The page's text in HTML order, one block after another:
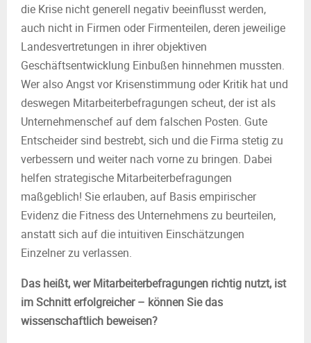
die Krise nicht generell negativ beeinflusst werden,
auch nicht in Firmen oder Firmenteilen, deren jeweilige
Landesvertretungen in ihrer objektiven
Geschäftsentwicklung Einbußen hinnehmen mussten.
Wer also Angst vor Krisenstimmung oder Kritik hat und
deswegen Mitarbeiterbefragungen scheut, der ist als
Unternehmenschef auf dem falschen Posten. Gute
Entscheider sind bestrebt, sich und die Firma stetig zu
verbessern und weiter nach vorne zu bringen. Dabei
helfen strategische Mitarbeiterbefragungen
maßgeblich! Sie erlauben, auf Basis empirischer
Evidenz die Fitness des Unternehmens zu beurteilen,
anstatt sich auf die intuitiven Einschätzungen
Einzelner zu verlassen.
Das heißt, wer Mitarbeiterbefragungen richtig nutzt, ist
im Schnitt erfolgreicher – können Sie das
wissenschaftlich beweisen?